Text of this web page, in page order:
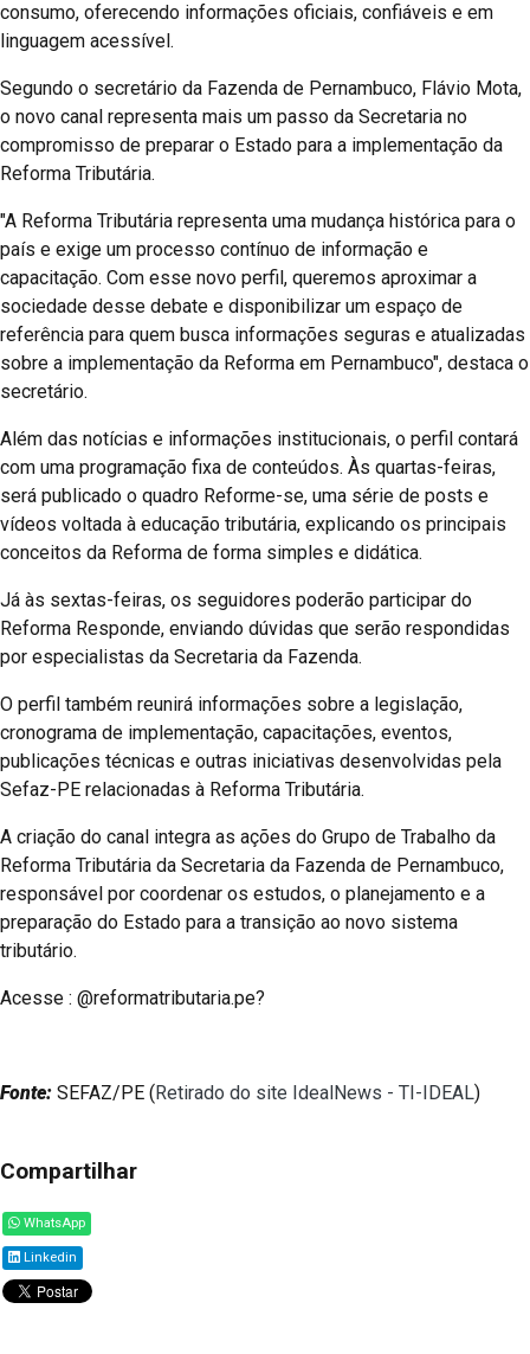
consumo, oferecendo informações oficiais, confiáveis e em
linguagem acessível.
Segundo o secretário da Fazenda de Pernambuco, Flávio Mota,
o novo canal representa mais um passo da Secretaria no
compromisso de preparar o Estado para a implementação da
Reforma Tributária.
"A Reforma Tributária representa uma mudança histórica para o
país e exige um processo contínuo de informação e
capacitação. Com esse novo perfil, queremos aproximar a
sociedade desse debate e disponibilizar um espaço de
referência para quem busca informações seguras e atualizadas
sobre a implementação da Reforma em Pernambuco", destaca o
secretário.
Além das notícias e informações institucionais, o perfil contará
com uma programação fixa de conteúdos. Às quartas-feiras,
será publicado o quadro Reforme-se, uma série de posts e
vídeos voltada à educação tributária, explicando os principais
conceitos da Reforma de forma simples e didática.
Já às sextas-feiras, os seguidores poderão participar do
Reforma Responde, enviando dúvidas que serão respondidas
por especialistas da Secretaria da Fazenda.
O perfil também reunirá informações sobre a legislação,
cronograma de implementação, capacitações, eventos,
publicações técnicas e outras iniciativas desenvolvidas pela
Sefaz-PE relacionadas à Reforma Tributária.
A criação do canal integra as ações do Grupo de Trabalho da
Reforma Tributária da Secretaria da Fazenda de Pernambuco,
responsável por coordenar os estudos, o planejamento e a
preparação do Estado para a transição ao novo sistema
tributário.
Acesse : @reformatributaria.pe?
Fonte: SEFAZ/PE (Retirado do site IdealNews - TI-IDEAL)
Compartilhar
WhatsApp
Linkedin